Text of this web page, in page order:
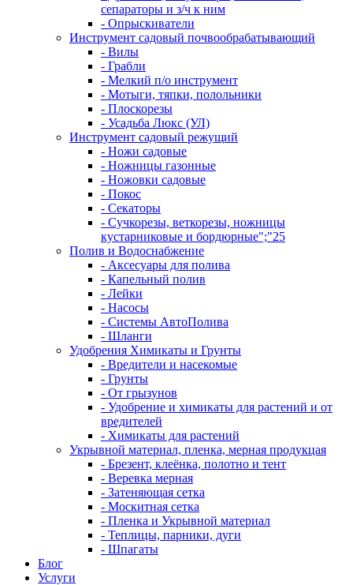
сепараторы и з/ч к ним
- Опрыскиватели
Инструмент садовый почвообрабатывающий
- Вилы
- Грабли
- Мелкий п/о инструмент
- Мотыги, тяпки, полольники
- Плоскорезы
- Усадьба Люкс (УЛ)
Инструмент садовый режущий
- Ножи садовые
- Ножницы газонные
- Ножовки садовые
- Покос
- Секаторы
- Сучкорезы, веткорезы, ножницы
кустарниковые и бордюрные";"25
Полив и Водоснабжение
- Аксесуары для полива
- Капельный полив
- Лейки
- Насосы
- Системы АвтоПолива
- Шланги
Удобрения Химикаты и Грунты
- Вредители и насекомые
- Грунты
- От грызунов
- Удобрение и химикаты для растений и от
вредителей
- Химикаты для растений
Укрывной материал, пленка, мерная продукцая
- Брезент, клеёнка, полотно и тент
- Веревка мерная
- Затеняющая сетка
- Москитная сетка
- Пленка и Укрывной материал
- Теплицы, парники, дуги
- Шпагаты
Блог
Услуги